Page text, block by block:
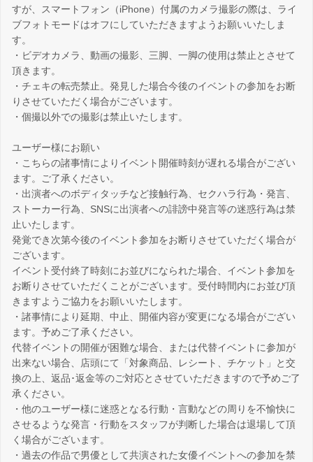
すが、スマートフォン（iPhone）付属のカメラ撮影の際は、ライ
ブフォトモードはオフにしていただきますようお願いいたしま
す。
・ビデオカメラ、動画の撮影、三脚、一脚の使用は禁止とさせて
頂きます。
・チェキの転売禁止。発見した場合今後のイベントの参加をお断
りさせていただく場合がございます。
・個撮以外での撮影は禁止いたします。
ユーザー様にお願い
・こちらの諸事情によりイベント開催時刻が遅れる場合がござい
ます。ご了承ください。
・出演者へのボディタッチなど接触行為、セクハラ行為・発言、
ストーカー行為、SNSに出演者への誹謗中発言等の迷惑行為は禁
止いたします。
発覚でき次第今後のイベント参加をお断りさせていただく場合が
ございます。
イベント受付終了時刻にお並びになられた場合、イベント参加を
お断りさせていただくことがございます。受付時間内にお並び頂
きますようご協力をお願いいたします。
・諸事情により延期、中止、開催内容が変更になる場合がござい
ます。予めご了承ください。
代替イベントの開催が困難な場合、または代替イベントに参加が
出来ない場合、店頭にて「対象商品、レシート、チケット」と交
換の上、返品･返金等のご対応とさせていただきますので予めご了
承ください。
・他のユーザー様に迷惑となる行動・言動などの周りを不愉快に
させるような発言・行動をスタッフが判断した場合は退場して頂
く場合がございます。
・過去の作品で男優として共演された女優イベントへの参加を禁